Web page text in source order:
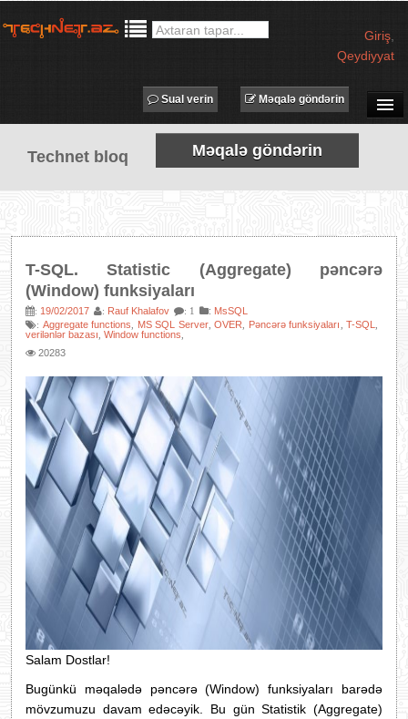
Giriş
Qeydiyyat
SUAL-CAVAB
TECHNET TV
MƏQALƏLƏR
PROQRAMLAR
AVADANLIQLAR
Məqalə göndərin
Sual verin
Technet bloq Məqalə göndərin
T-SQL. Statistic (Aggregate) pəncərə
(Window) funksiyaları
: 19/02/2017 : Rauf Khalafov : 1 : MsSQL
: Aggregate functions MS SQL Server,OVER Pəncərə funksiyaları ,T-SQL
verilənlər bazası Window functions
20283
Salam Dostlar!
Bugünkü məqalədə pəncərə (Window) funksiyaları barədə
mövzumuzu davam edəcəyik. Bu gün Statistik (Aggregate)